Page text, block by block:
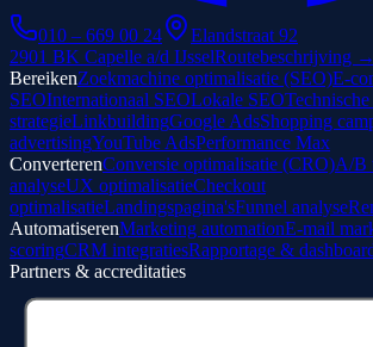
010 – 669 00 24
Elandstraat 92
2901 BK Capelle a/d IJsselRoutebeschrijving →
BereikenZoekmachine optimalisatie (SEO)E-
SEOInternationaal SEOLokale SEO
strategieLinkbuildingGoogle AdsShopping
advertisingYouTube AdsPerformance Max
ConverterenConversie optimalisatie (CRO)A/B
analyseUX optimalisatieCheckout
optimalisatieLandingspagina'sFunnel analyse
AutomatiserenMarketing automationE-mail
scoringCRM integratiesRapportage &
Partners & accreditaties